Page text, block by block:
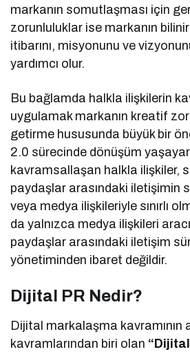
markanın somutlaşması için
zorunluluklar ise markanın
itibarını, misyonunu ve
yardımcı olur.
Bu bağlamda halkla ilişkilerin
uygulamak markanın kreatif
getirme hususunda büyük bir
2.0 sürecinde dönüşüm
kavramsallaşan halkla ilişkiler,
paydaşlar arasındaki iletişimin
veya medya ilişkileriyle sınırlı
da yalnızca medya ilişkileri
paydaşlar arasındaki iletişim
yönetiminden ibaret değildir.
Dijital PR Nedir?
Dijital markalaşma kavramının
kavramlarından biri olan